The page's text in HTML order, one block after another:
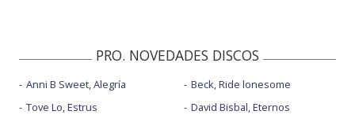
PRO. NOVEDADES DISCOS
Anni B Sweet, Alegría
Tove Lo, Estrus
Beck, Ride lonesome
David Bisbal, Eternos